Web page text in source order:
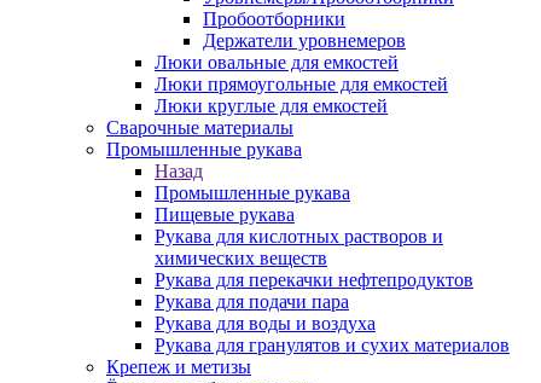
Пробоотборники
Держатели уровнемеров
Люки овальные для емкостей
Люки прямоугольные для емкостей
Люки круглые для емкостей
Сварочные материалы
Промышленные рукава
Назад
Промышленные рукава
Пищевые рукава
Рукава для кислотных растворов и
химических веществ
Рукава для перекачки нефтепродуктов
Рукава для подачи пара
Рукава для воды и воздуха
Рукава для гранулятов и сухих материалов
Крепеж и метизы